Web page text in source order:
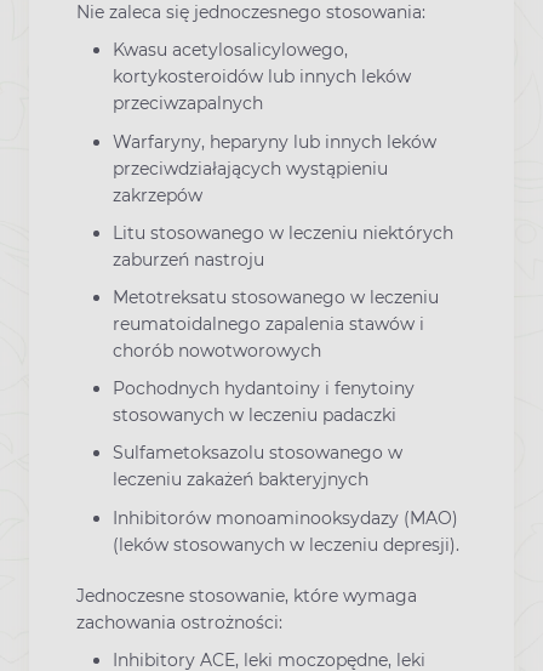
Nie zaleca się jednoczesnego stosowania:
Kwasu acetylosalicylowego,
kortykosteroidów lub innych leków
przeciwzapalnych
Warfaryny, heparyny lub innych leków
przeciwdziałających wystąpieniu
zakrzepów
Litu stosowanego w leczeniu niektórych
zaburzeń nastroju
Metotreksatu stosowanego w leczeniu
reumatoidalnego zapalenia stawów i
chorób nowotworowych
Pochodnych hydantoiny i fenytoiny
stosowanych w leczeniu padaczki
Sulfametoksazolu stosowanego w
leczeniu zakażeń bakteryjnych
Inhibitorów monoaminooksydazy (MAO)
(leków stosowanych w leczeniu depresji).
Jednoczesne stosowanie, które wymaga
zachowania ostrożności:
Inhibitory ACE, leki moczopędne, leki